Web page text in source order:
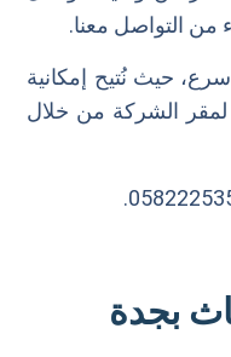
من التواصل معنا.
حيث نُتيح إمكانية
لمقر الشركة من خلال
بجدة